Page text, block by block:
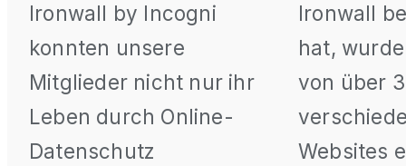
Ironwall by Incogni
konnten unsere
Mitglieder nicht nur ihr
Leben durch Online-
Datenschutz
Ironwall
hat,
von über
Websites